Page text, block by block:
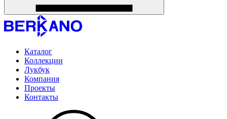
Каталог
Коллекции
Лукбук
Компания
Проекты
Контакты